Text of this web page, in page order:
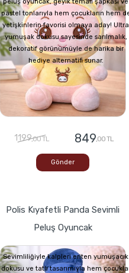
pastel tonlarıyla hem çocukların hem
yetişkinlerin favorisi olmaya aday! Ultra
yumuşak dokusu sayesinde sarılmalık,
dekoratif görünümüyle de harika bir
hediye alternatifi sunar.
1199,00 TL 849,00 TL
Gönder
Polis Kıyafetli Panda Sevimli
Peluş Oyuncak
Sevimliliğiyle kalpleri eriten yumuşacık
dokusu ve tatlı tasarımıyla hem